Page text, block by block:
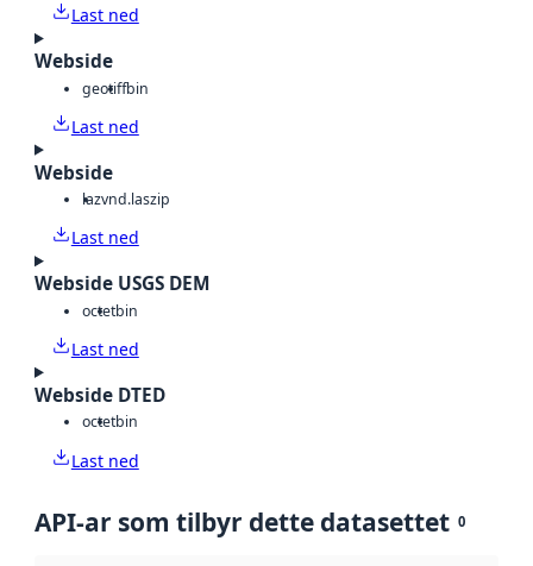
Last ned
Webside
geotiffbin
Last ned
Webside
lazvnd.laszip
Last ned
Webside USGS DEM
octetbin
Last ned
Webside DTED
octetbin
Last ned
API-ar som tilbyr dette datasettet 0